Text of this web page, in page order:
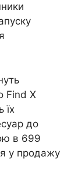
Find X
їх
до
в 699
у продажу